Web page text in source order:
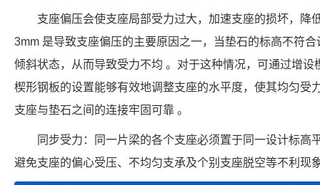
支座偏压会使支座局部受力过大，加速支座的损坏，降
3mm 是导致支座偏压的主要原因之一，当垫石的标高不符
倾斜状态，从而导致受力不均 。对于这种情况，可通过增
楔形钢板的设置能够有效地调整支座的水平度，使其均匀受
支座与垫石之间的连接牢固可靠 。
同步受力：同一片梁的各个支座必须置于同一设计标高
避免支座的偏心受压、不均匀支承及个别支座脱空等不利现